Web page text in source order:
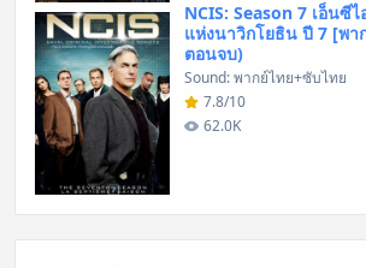
NCIS: Season 7 เอ็นซี
แห่งนาวิกโยธิน ปี 7 [พา
ตอนจบ)
Sound: พากย์ไทย+ซับไทย
7.8/10
62.0K